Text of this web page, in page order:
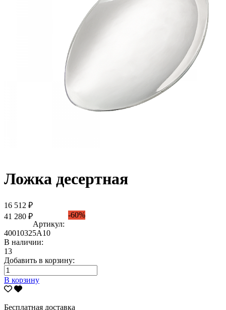
Ложка десертная
16 512 ₽
41 280 ₽
-60%
Артикул:
40010325А10
В наличии:
13
Добавить в корзину:
В корзину
Бесплатная доставка